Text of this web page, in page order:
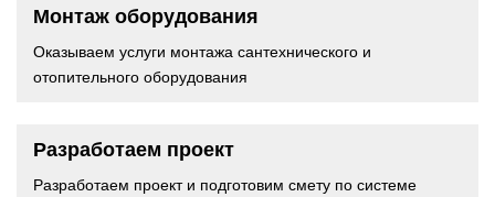
Монтаж оборудования
Оказываем услуги монтажа сантехнического и
отопительного оборудования
Разработаем проект
Разработаем проект и подготовим смету по системе